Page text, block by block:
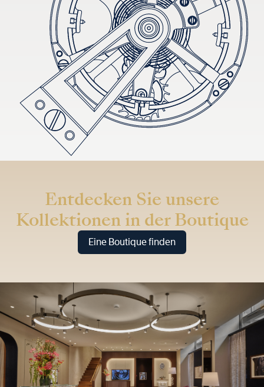
Entdecken Sie unsere
Kollektionen in der Boutique
Eine Boutique finden